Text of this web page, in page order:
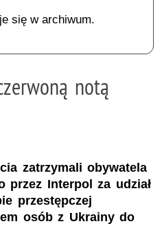
się w archiwum.
notą
zatrzymali obywatela
przez Interpol za udział
przestępczej
osób z Ukrainy do